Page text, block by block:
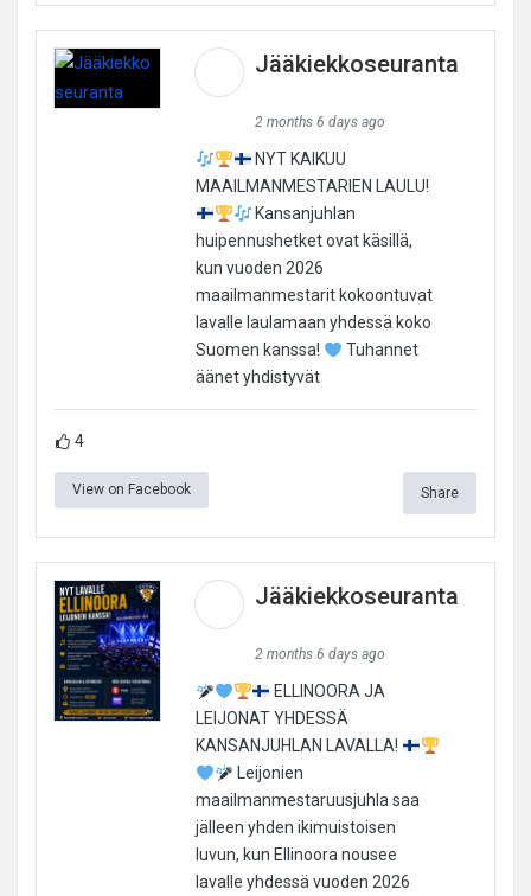
Jääkiekkoseuranta
2 months 6 days ago
NYT KAIKUU
MAAILMANMESTARIEN LAULU!
Kansanjuhlan
huipennushetket ovat käsillä,
kun vuoden 2026
maailmanmestarit kokoontuvat
lavalle laulamaan yhdessä koko
Suomen kanssa!
Tuhannet
äänet yhdistyvät
4
View on Facebook Share
Jääkiekkoseuranta
2 months 6 days ago
ELLINOORA JA
LEIJONAT YHDESSÄ
KANSANJUHLAN LAVALLA!
Leijonien
maailmanmestaruusjuhla saa
jälleen yhden ikimuistoisen
luvun, kun Ellinoora nousee
lavalle yhdessä vuoden 2026